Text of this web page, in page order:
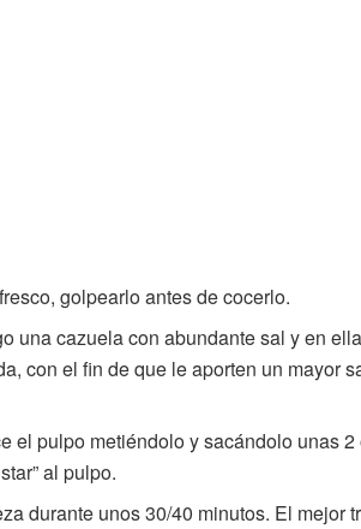
golpearlo antes de cocerlo.
una cazuela con abundante sal y en
con el fin de que le aporten un mayor
el pulpo metiéndolo y sacándolo unas 2
al pulpo.
durante unos 30/40 minutos. El mejor